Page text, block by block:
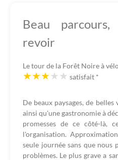
Beau
revoir
Le tour de la Forêt Noire à
satisfait *
De beaux paysages, de
ainsi qu'une gastronomie à
promesses de ce côté-là,
l'organisation.
seule journée sans que nous
problèmes. Le plus grave a